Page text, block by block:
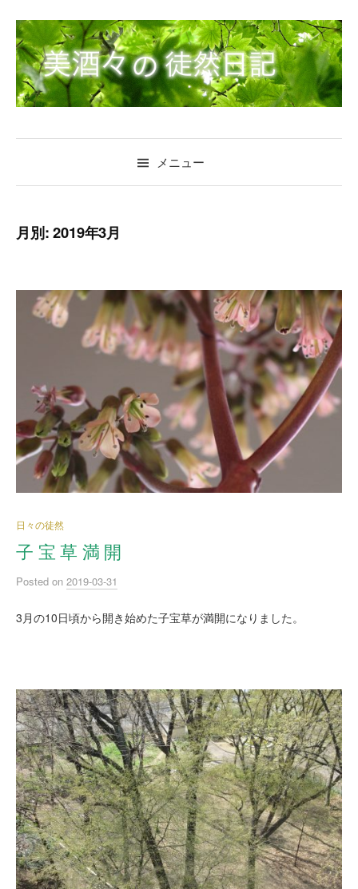
ン
テ
ン
ツ
ス
ッ
メニュー
月別: 2019年3月
日々の徒然
子 宝 草 満 開
Posted on 2019-03-31
3月の10日頃から開き始めた子宝草が満開になりました。